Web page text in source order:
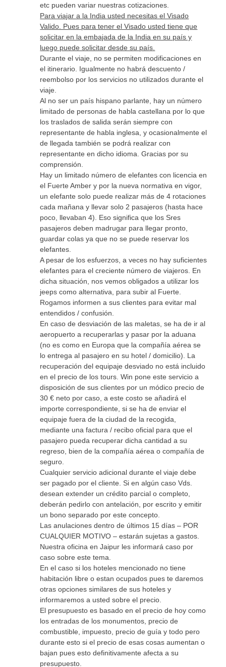
etc pueden variar nuestras cotizaciones.
Para viajar a la India usted necesitas el Visado
Valido. Pues para tener el Visado usted tiene que
solicitar en la embajada de la India en su país y
luego puede solicitar desde su país.
Durante el viaje, no se permiten modificaciones en
el itinerario. Igualmente no habrá descuento /
reembolso por los servicios no utilizados durante el
viaje.
Al no ser un país hispano parlante, hay un número
limitado de personas de habla castellana por lo que
los traslados de salida serán siempre con
representante de habla inglesa, y ocasionalmente el
de llegada también se podrá realizar con
representante en dicho idioma. Gracias por su
comprensión.
Hay un limitado número de elefantes con licencia en
el Fuerte Amber y por la nueva normativa en vigor,
un elefante solo puede realizar más de 4 rotaciones
cada mañana y llevar solo 2 pasajeros (hasta hace
poco, llevaban 4). Eso significa que los Sres
pasajeros deben madrugar para llegar pronto,
guardar colas ya que no se puede reservar los
elefantes.
A pesar de los esfuerzos, a veces no hay suficientes
elefantes para el creciente número de viajeros. En
dicha situación, nos vemos obligados a utilizar los
jeeps como alternativa, para subir al Fuerte.
Rogamos informen a sus clientes para evitar mal
entendidos / confusión.
En caso de desviación de las maletas, se ha de ir al
aeropuerto a recuperarlas y pasar por la aduana
(no es como en Europa que la compañía aérea se
lo entrega al pasajero en su hotel / domicilio). La
recuperación del equipaje desviado no está incluido
en el precio de los tours. Win pone este servicio a
disposición de sus clientes por un módico precio de
30 € neto por caso, a este costo se añadirá el
importe correspondiente, si se ha de enviar el
equipaje fuera de la ciudad de la recogida,
mediante una factura / recibo oficial para que el
pasajero pueda recuperar dicha cantidad a su
regreso, bien de la compañía aérea o compañía de
seguro.
Cualquier servicio adicional durante el viaje debe
ser pagado por el cliente. Si en algún caso Vds.
desean extender un crédito parcial o completo,
deberán pedirlo con antelación, por escrito y emitir
un bono separado por este concepto.
Las anulaciones dentro de últimos 15 días – POR
CUALQUIER MOTIVO – estarán sujetas a gastos.
Nuestra oficina en Jaipur les informará caso por
caso sobre este tema.
En el caso si los hoteles mencionado no tiene
habitación libre o estan ocupados pues te daremos
otras opciones similares de sus hoteles y
informaremos a usted sobre el precio.
El presupuesto es basado en el precio de hoy como
los entradas de los monumentos, precio de
combustible, impuesto, precio de guía y todo pero
durante esto si el precio de esas cosas aumentan o
bajan pues esto definitivamente afecta a su
presupuesto.